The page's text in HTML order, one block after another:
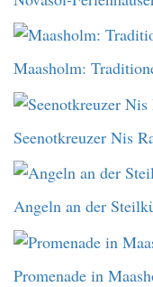
Maasholm:
Seenotkreuzer Nis
Angeln an der
Promenade in